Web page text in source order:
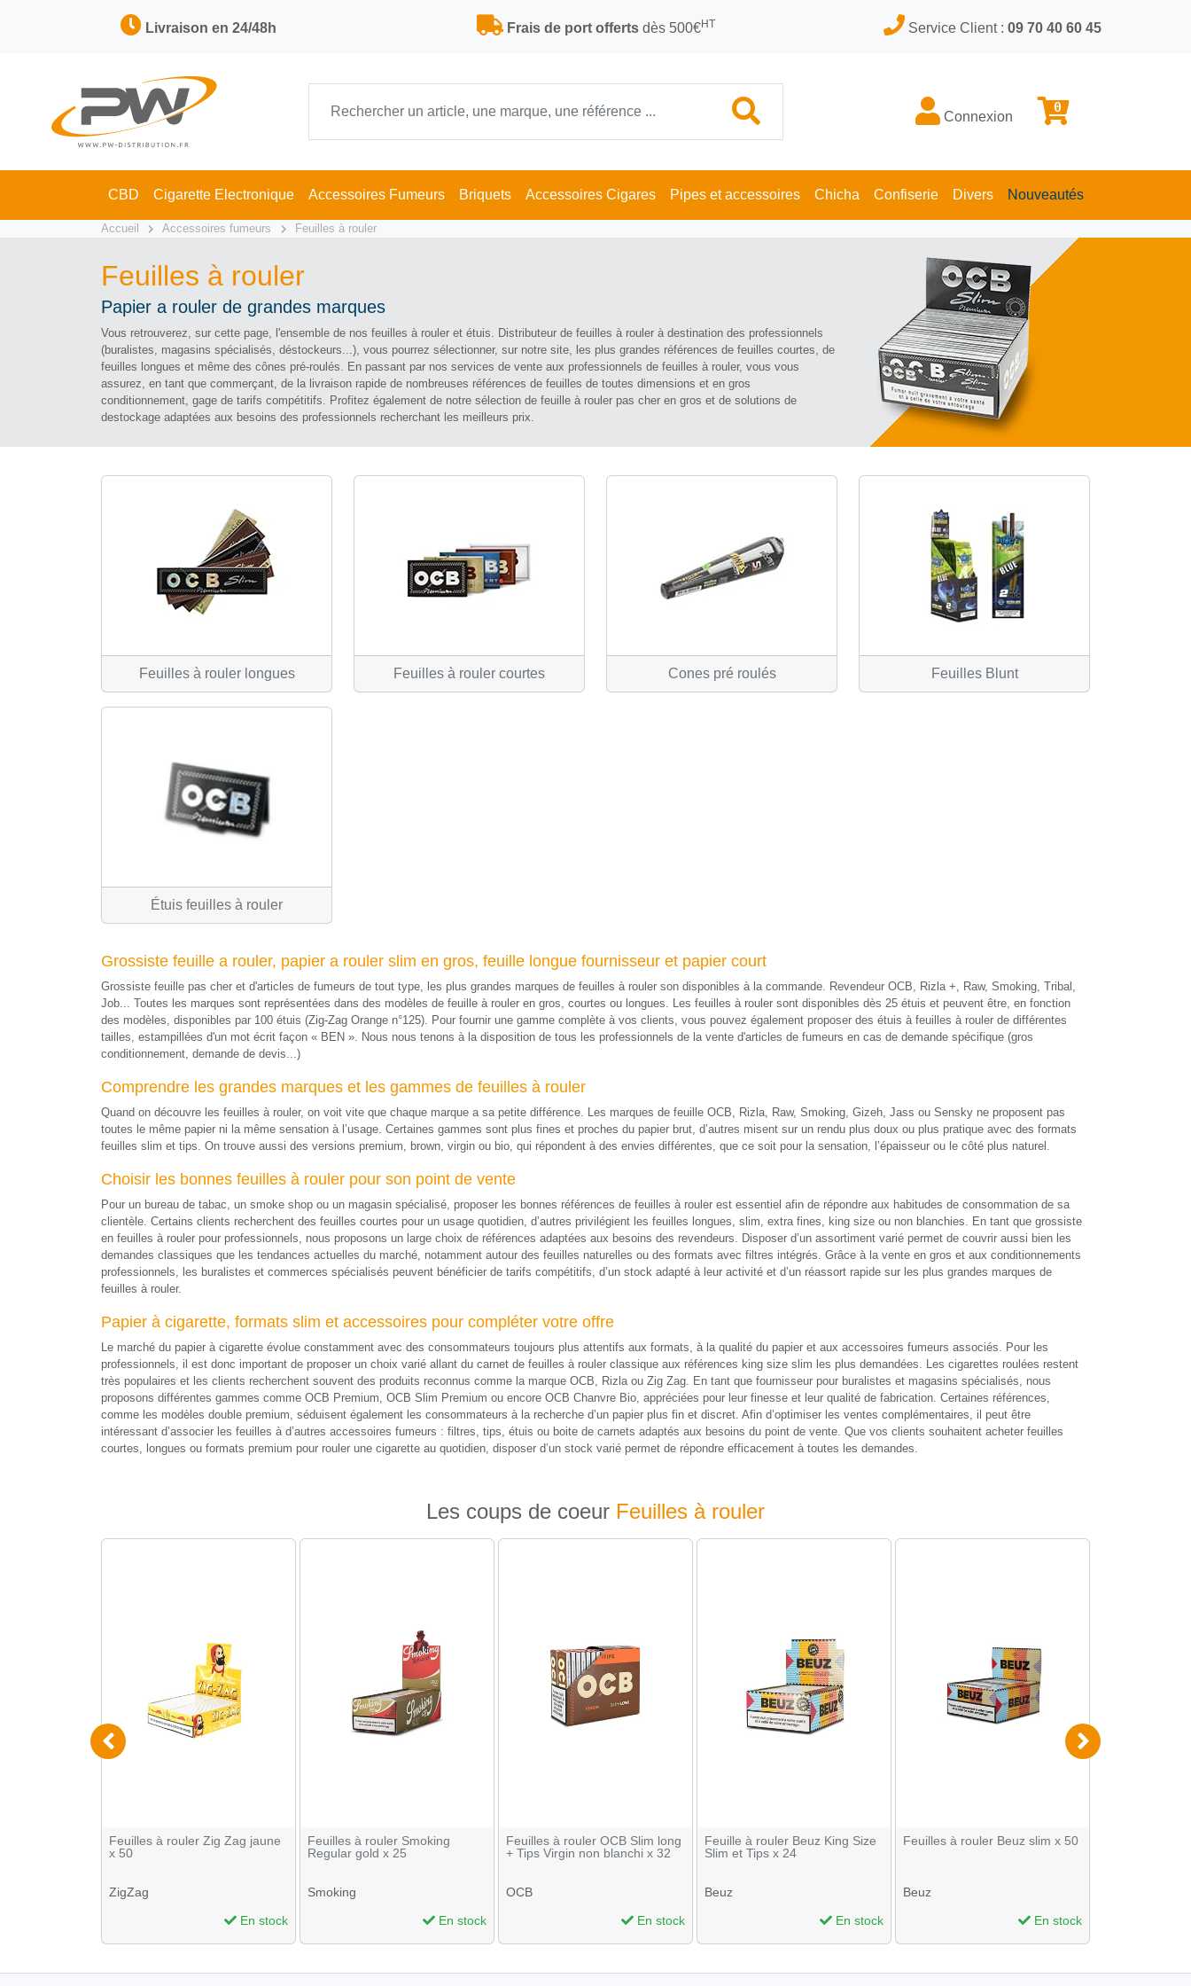
Livraison en 24/48h Frais de port offertsdès 500€HT Service Client : 09 70 40 60 45
Connexion
0
CBD Cigarette Electronique Accessoires Fumeurs Briquets Accessoires Cigares Pipes et accessoires Chicha Confiserie Divers Nouveautés
Accueil Accessoires fumeurs Feuilles à rouler
Feuilles à rouler
Papier a rouler de grandes marques
Vous retrouverez, sur cette page, l'ensemble de nos feuilles à rouler et étuis. Distributeur de feuilles à rouler à destination des professionnels
(buralistes, magasins spécialisés, déstockeurs...), vous pourrez sélectionner, sur notre site, les plus grandes références de feuilles courtes, de
feuilles longues et même des cônes pré-roulés. En passant par nos services de vente aux professionnels de feuilles à rouler, vous vous
assurez, en tant que commerçant, de la livraison rapide de nombreuses références de feuilles de toutes dimensions et en gros
conditionnement, gage de tarifs compétitifs. Profitez également de notre sélection de feuille à rouler pas cher en gros et de solutions de
destockage adaptées aux besoins des professionnels recherchant les meilleurs prix.
Feuilles à rouler longues Feuilles à rouler courtes Cones pré roulés Feuilles Blunt
Étuis feuilles à rouler
Grossiste feuille a rouler, papier a rouler slim en gros, feuille longue fournisseur et papier court
Grossiste feuille pas cher et d'articles de fumeurs de tout type, les plus grandes marques de feuilles à rouler son disponibles à la commande. Revendeur OCB, Rizla +, Raw, Smoking, Tribal,
Job... Toutes les marques sont représentées dans des modèles de feuille à rouler en gros, courtes ou longues. Les feuilles à rouler sont disponibles dès 25 étuis et peuvent être, en fonction
des modèles, disponibles par 100 étuis (Zig-Zag Orange n°125). Pour fournir une gamme complète à vos clients, vous pouvez également proposer des étuis à feuilles à rouler de différentes
tailles, estampillées d'un mot écrit façon « BEN ». Nous nous tenons à la disposition de tous les professionnels de la vente d'articles de fumeurs en cas de demande spécifique (gros
conditionnement, demande de devis...)
Comprendre les grandes marques et les gammes de feuilles à rouler
Quand on découvre les feuilles à rouler, on voit vite que chaque marque a sa petite différence. Les marques de feuille OCB, Rizla, Raw, Smoking, Gizeh, Jass ou Sensky ne proposent pas
toutes le même papier ni la même sensation à l’usage. Certaines gammes sont plus fines et proches du papier brut, d’autres misent sur un rendu plus doux ou plus pratique avec des formats
feuilles slim et tips. On trouve aussi des versions premium, brown, virgin ou bio, qui répondent à des envies différentes, que ce soit pour la sensation, l’épaisseur ou le côté plus naturel.
Choisir les bonnes feuilles à rouler pour son point de vente
Pour un bureau de tabac, un smoke shop ou un magasin spécialisé, proposer les bonnes références de feuilles à rouler est essentiel afin de répondre aux habitudes de consommation de sa
clientèle. Certains clients recherchent des feuilles courtes pour un usage quotidien, d’autres privilégient les feuilles longues, slim, extra fines, king size ou non blanchies. En tant que grossiste
en feuilles à rouler pour professionnels, nous proposons un large choix de références adaptées aux besoins des revendeurs. Disposer d’un assortiment varié permet de couvrir aussi bien les
demandes classiques que les tendances actuelles du marché, notamment autour des feuilles naturelles ou des formats avec filtres intégrés. Grâce à la vente en gros et aux conditionnements
professionnels, les buralistes et commerces spécialisés peuvent bénéficier de tarifs compétitifs, d’un stock adapté à leur activité et d’un réassort rapide sur les plus grandes marques de
feuilles à rouler.
Papier à cigarette, formats slim et accessoires pour compléter votre offre
Le marché du papier à cigarette évolue constamment avec des consommateurs toujours plus attentifs aux formats, à la qualité du papier et aux accessoires fumeurs associés. Pour les
professionnels, il est donc important de proposer un choix varié allant du carnet de feuilles à rouler classique aux références king size slim les plus demandées. Les cigarettes roulées restent
très populaires et les clients recherchent souvent des produits reconnus comme la marque OCB, Rizla ou Zig Zag. En tant que fournisseur pour buralistes et magasins spécialisés, nous
proposons différentes gammes comme OCB Premium, OCB Slim Premium ou encore OCB Chanvre Bio, appréciées pour leur finesse et leur qualité de fabrication. Certaines références,
comme les modèles double premium, séduisent également les consommateurs à la recherche d’un papier plus fin et discret. Afin d’optimiser les ventes complémentaires, il peut être
intéressant d’associer les feuilles à d’autres accessoires fumeurs : filtres, tips, étuis ou boite de carnets adaptés aux besoins du point de vente. Que vos clients souhaitent acheter feuilles
courtes, longues ou formats premium pour rouler une cigarette au quotidien, disposer d’un stock varié permet de répondre efficacement à toutes les demandes.
Les coups de coeur Feuilles à rouler
Feuilles à rouler Zig Zag jaune
x 50
ZigZag
En stock
Feuilles à rouler Smoking
Regular gold x 25
Smoking
En stock
Feuilles à rouler OCB Slim long
+ Tips Virgin non blanchi x 32
OCB
En stock
Feuille à rouler Beuz King Size
Slim et Tips x 24
Beuz
En stock
Feuilles à rouler Beuz slim x 50
Beuz
En stock